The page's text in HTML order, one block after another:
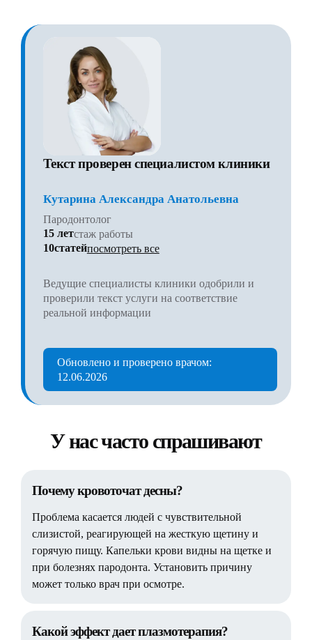
Текст проверен специалистом клиники
Кутарина Александра Анатольевна
Пародонтолог
15 летстаж работы
10статейпосмотреть все
Ведущие специалисты клиники одобрили и
проверили текст услуги на соответствие
реальной информации
Обновлено и проверено врачом:
12.06.2026
У нас часто спрашивают
Почему кровоточат десны?
Проблема касается людей с чувствительной
слизистой, реагирующей на жесткую щетину и
горячую пищу. Капельки крови видны на щетке и
при болезнях пародонта. Установить причину
может только врач при осмотре.
Какой эффект дает плазмотерапия?